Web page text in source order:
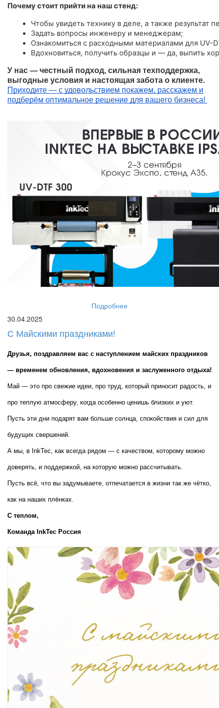
Почему стоит прийти на наш стенд:
Чтобы увидеть технику в деле, а также результат
Задать вопросы инженеру и менеджерам;
Ознакомиться с расходными материалами для UV-
Вдохновиться, получить образцы и — да, выпить
У нас — честный подход, сильная техподдержка,
выгодные условия и настоящая забота о клиенте.
Приходите — с удовольствием покажем, расскажем и
подберём оптимальное решение для вашего бизнеса!
Подробнее
30.04.2025
С Майскими праздниками!
Друзья, поздравляем вас с наступлением майских праздников
— временем обновления, вдохновения и заслуженного отдыха!
Май — это про свежие идеи, про труд, который приносит радость, и
про теплую атмосферу, когда особенно ценишь близких и уют.
Пусть эти дни подарят вам больше солнца, спокойствия и сил для
будущих свершений.
А мы, в InkTec, как всегда рядом — с качеством, которому можно
доверять, и поддержкой, на которую можно рассчитывать.
Пусть всё, что вы задумываете, отпечатается в жизни так же чётко,
как на наших плёнках.
С теплом,
Команда InkTec Россия